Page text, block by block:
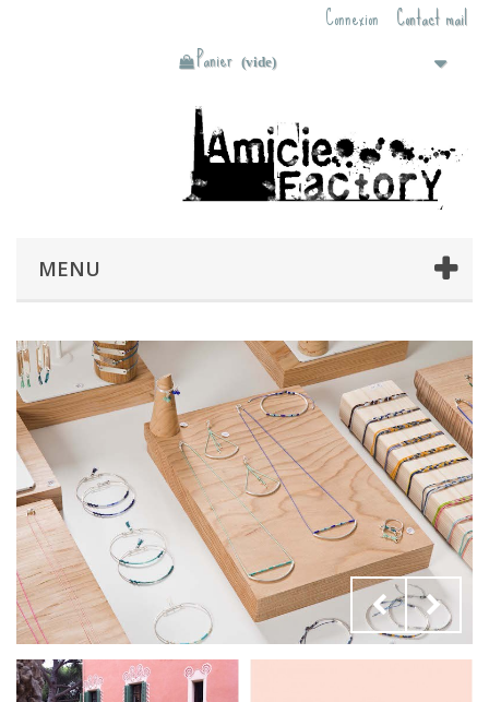
Contact mail
Connexion
Panier (vide)
MENU